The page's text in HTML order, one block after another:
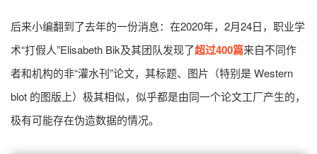
后来小编翻到了去年的一份消息：在2020年，2月24日，职业学
术“打假人”Elisabeth Bik及其团队发现了超过400篇来自不同作
者和机构的非“灌水刊”论文，其标题、图片（特别是 Western
blot 的图版上）极其相似，似乎都是由同一个论文工厂产生的，
极有可能存在伪造数据的情况。